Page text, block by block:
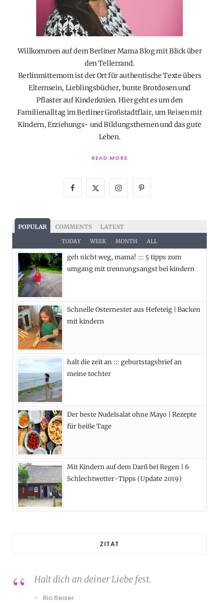
Willkommen auf dem Berliner Mama Blog mit Blick über
den Tellerrand.
Berlinmittemom ist der Ort für authentische Texte übers
Elternsein, Lieblingsbücher, bunte Brotdosen und
Pflaster auf Kinderknien. Hier geht es um den
Familienalltag im Berliner Großstadtflair, um Reisen mit
Kindern, Erziehungs- und Bildungsthemen und das gute
Leben.
READ MORE
c
e
b
k
T
w
i
e
I
s
t
a
a
P
e
s
POPULAR COMMENTS LATEST
TODAY WEEK MONTH ALL
geh nicht weg, mama! ::: 5 tipps zum
umgang mit trennungsangst bei kindern
Schnelle Osternester aus Hefeteig | Backen
mit kindern
halt die zeit an ::: geburtstagsbrief an
meine tochter
Der beste Nudelsalat ohne Mayo | Rezepte
für heiße Tage
Mit Kindern auf dem Darß bei Regen | 6
Schlechtwetter-Tipps (Update 2019)
ZITAT
Halt dich an deiner Liebe fest.
Rio Reiser